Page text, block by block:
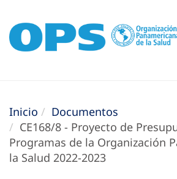
Inicio
Documentos
CE168/8 - Proyecto de
Programas de la Organización
la Salud 2022-2023